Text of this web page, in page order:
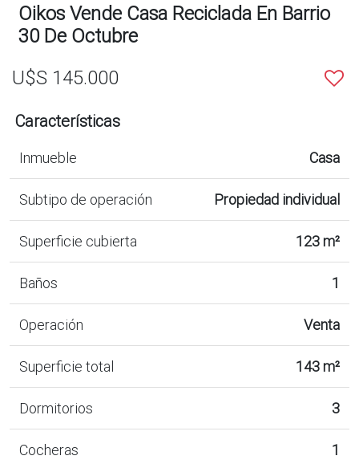
Oikos Vende Casa Reciclada En Barrio
30 De Octubre
U$S 145.000
Características
Inmueble Casa
Subtipo de operación Propiedad individual
Superficie cubierta 123 m²
Baños 1
Operación Venta
Superficie total 143 m²
Dormitorios 3
Cocheras 1